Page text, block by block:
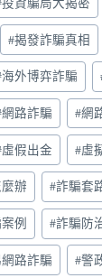
#揭發詐騙真相
海外博弈詐騙
網路詐騙 #網
虛假出金 #虛
麼辦 #詐騙套
例 #詐騙防
路詐騙 #警